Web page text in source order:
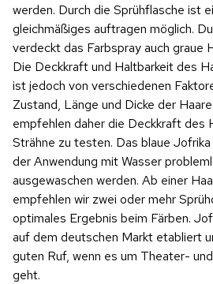
werden. Durch die Sprühflasche ist
gleichmäßiges auftragen möglich.
verdeckt das Farbspray auch graue
Die Deckkraft und Haltbarkeit des
ist jedoch von verschiedenen
Zustand, Länge und Dicke der
empfehlen daher die Deckkraft des
Strähne zu testen. Das blaue Jofrika
der Anwendung mit Wasser
ausgewaschen werden. Ab einer
empfehlen wir zwei oder mehr
optimales Ergebnis beim Färben.
auf dem deutschen Markt etabliert
guten Ruf, wenn es um Theater-
geht.